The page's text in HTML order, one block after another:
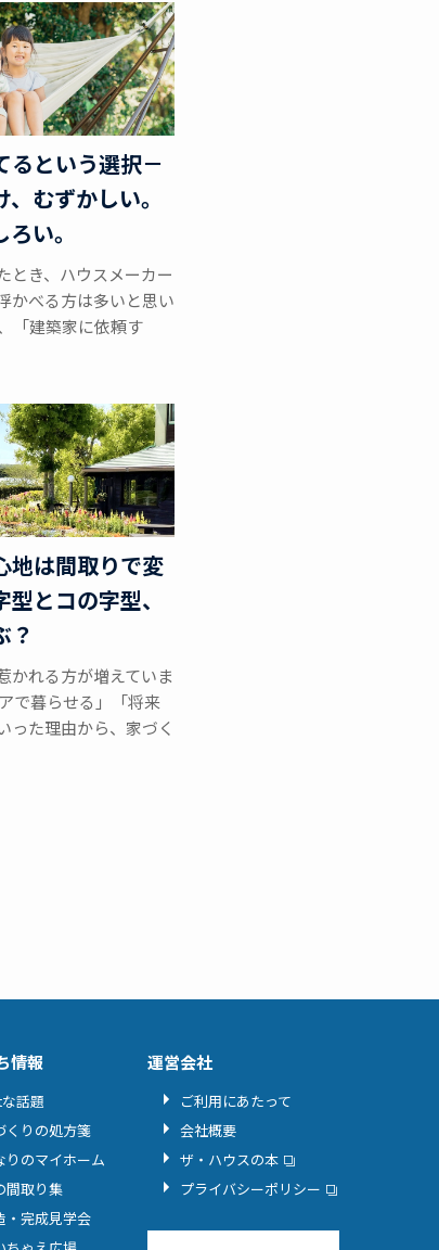
るという選択－
むずかしい。
い。
とき、ハウスメーカー
かべる方は多いと思い
「建築家に依頼す
地は間取りで変
とコの字型、
？
かれる方が増えていま
で暮らせる」「将来
った理由から、家づく
情報
話題
くりの処方箋
りのマイホーム
間取り集
・完成見学会
運営会社
ご利用にあたって
会社概要
ザ・ハウスの本
プライバシーポリシー